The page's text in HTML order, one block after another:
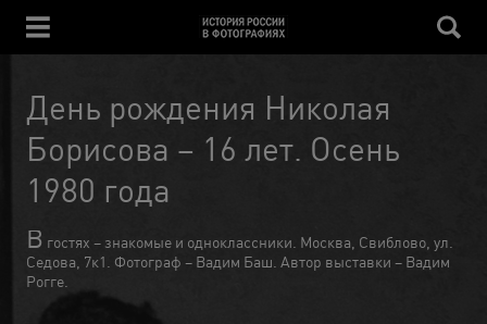
День рождения Николая
Борисова – 16 лет. Осень
1980 года
В гостях – знакомые и одноклассники. Москва, Свиблово, ул.
Седова, 7к1. Фотограф – Вадим Баш. Автор выставки – Вадим
Рогге.